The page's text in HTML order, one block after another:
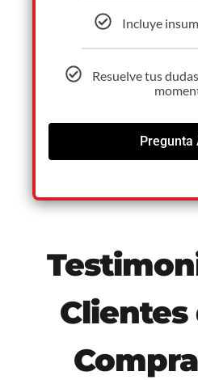
Incluye
Resuelve tus
Pregunta
Clientes